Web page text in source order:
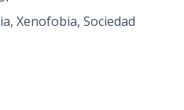
Xenofobia, Sociedad